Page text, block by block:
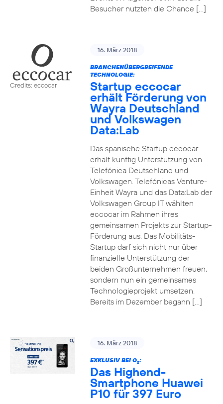
Besucher nutzten die Chance […]
Credits: eccocar
16. März 2018
BRANCHENÜBERGREIFENDE
TECHNOLOGIE:
Startup eccocar
erhält Förderung von
Wayra Deutschland
und Volkswagen
Data:Lab
Das spanische Startup eccocar
erhält künftig Unterstützung von
Telefónica Deutschland und
Volkswagen. Telefónicas Venture-
Einheit Wayra und das Data:Lab der
Volkswagen Group IT wählten
eccocar im Rahmen ihres
gemeinsamen Projekts zur Startup-
Förderung aus. Das Mobilitäts-
Startup darf sich nicht nur über
finanzielle Unterstützung der
beiden Großunternehmen freuen,
sondern nun ein gemeinsames
Technologieprojekt umsetzen.
Bereits im Dezember begann […]
16. März 2018
EXKLUSIV BEI O2:
Das Highend-
Smartphone Huawei
P10 für 397 Euro